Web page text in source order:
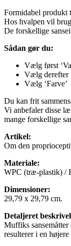
Formidabel produkt
Hos hvalpen vil
De forskellige
Sådan gør du:
Vælg først
Vælg derefter
Vælg ‘Farve’
Du kan frit
Vi anbefaler disse
mange forskellige
Artikel:
Om den
Materiale:
WPC (træ-plastik) /
Dimensioner:
29,79 x 29,79 cm.
Detaljeret
Muffiks
resulterer i en